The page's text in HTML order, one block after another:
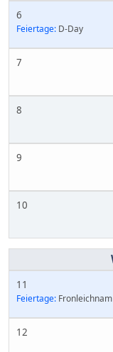
6
Feiertage: D-Day
7
8
9
10
11
Feiertage: Fronleichnam
12